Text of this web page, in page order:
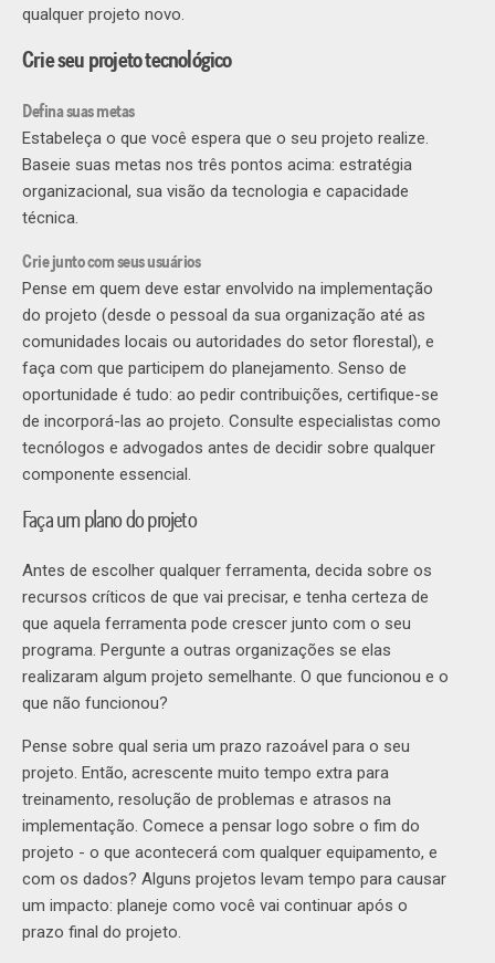
qualquer projeto novo.
Crie seu projeto tecnológico
Defina suas metas
Estabeleça o que você espera que o seu projeto realize.
Baseie suas metas nos três pontos acima: estratégia
organizacional, sua visão da tecnologia e capacidade
técnica.
Crie junto com seus usuários
Pense em quem deve estar envolvido na implementação
do projeto (desde o pessoal da sua organização até as
comunidades locais ou autoridades do setor florestal), e
faça com que participem do planejamento. Senso de
oportunidade é tudo: ao pedir contribuições, certifique-se
de incorporá-las ao projeto. Consulte especialistas como
tecnólogos e advogados antes de decidir sobre qualquer
componente essencial.
Faça um plano do projeto
Antes de escolher qualquer ferramenta, decida sobre os
recursos críticos de que vai precisar, e tenha certeza de
que aquela ferramenta pode crescer junto com o seu
programa. Pergunte a outras organizações se elas
realizaram algum projeto semelhante. O que funcionou e o
que não funcionou?
Pense sobre qual seria um prazo razoável para o seu
projeto. Então, acrescente muito tempo extra para
treinamento, resolução de problemas e atrasos na
implementação. Comece a pensar logo sobre o fim do
projeto - o que acontecerá com qualquer equipamento, e
com os dados? Alguns projetos levam tempo para causar
um impacto: planeje como você vai continuar após o
prazo final do projeto.